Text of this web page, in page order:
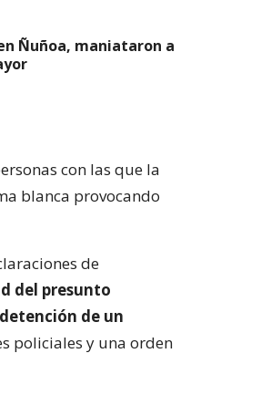
Ñuñoa, maniataron a
con las que la
blanca provocando
de
del presunto
de un
policiales y una orden